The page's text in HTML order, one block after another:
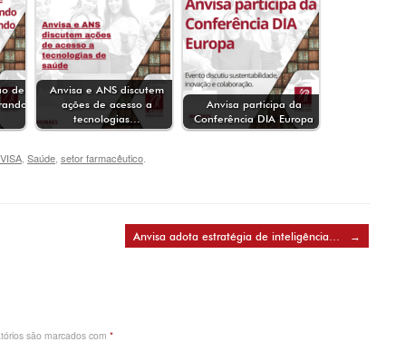
de
Anvisa e ANS discutem
ações de acesso a
tecnologias…
Anvisa participa da
Conferência DIA Europa
Saúde setor farmacêutico
Anvisa adota estratégia de inteligência… →
são marcados com *